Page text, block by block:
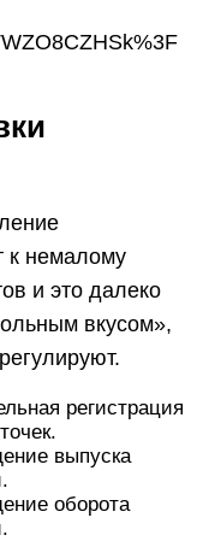
к немалому
и это далеко
вкусом»,
регистрация
выпуска
оборота